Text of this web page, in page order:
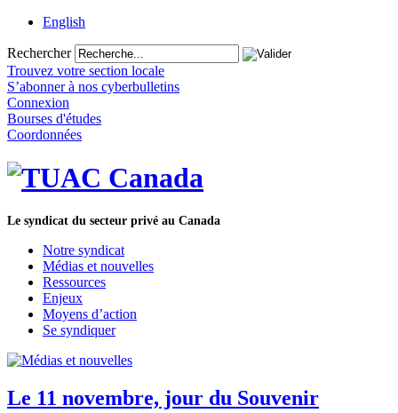
English
Rechercher
Trouvez votre section locale
S’abonner à nos cyberbulletins
Connexion
Bourses d'études
Coordonnées
Le syndicat du secteur privé au Canada
Notre syndicat
Médias et nouvelles
Ressources
Enjeux
Moyens d’action
Se syndiquer
Le 11 novembre, jour du Souvenir